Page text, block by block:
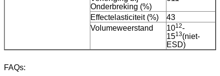
Onderbreking (%)
Effectelasticiteit (%)
43
Volumeweerstand
1012-
1513(niet-
ESD)
FAQs: